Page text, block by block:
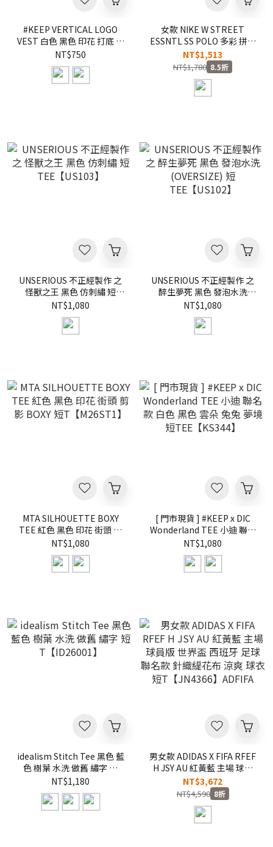
#KEEP VERTICAL LOGO
VEST 白色 黑色 印花 打底 防
曬 吸汗 訓練 運動 直立LOGO
背心【KS342】
NT$750
女款 NIKE W STREET
ESSNTL SS POLO 多彩 拼接
落肩 寬鬆 休閒 運動 刺繡
LOGO POLO衫 短
T【IF5599-103】NKTF
NT$1,513
NT$1,780 8.5折
UNSERIOUS 不正經製作 之
怪獸之王 黑色 仿刺繡 短
TEE【US103】
NT$1,080
UNSERIOUS 不正經製作 之
醉生夢死 黑色 發泡水洗
(OVERSIZE) 短
TEE【US102】
NT$1,080
MTA SILHOUETTE BOXY
TEE 紅色 黑色 印花 街頭 剪
影 BOXY 短T【M26ST1】
NT$1,080
[ 門市現貨 ] #KEEP x DIC
Wonderland TEE 小迪 聯名
款 白色 黑色 雲朵 兔兔 夢境
短TEE【KS344】
NT$1,080
idealism Stitch Tee 黑色 藍
色 樹葉 水洗 做舊 繡字 短
T【ID26001】
NT$1,180
男女款 ADIDAS X FIFA RFEF
H JSY AU 紅黃藍 主場 球員
版 世界盃 西班牙 足球 聯名
款 針織緹花布 涼爽 球衣 短
T【JN4366】ADFIFA
NT$3,672
NT$4,590 8折